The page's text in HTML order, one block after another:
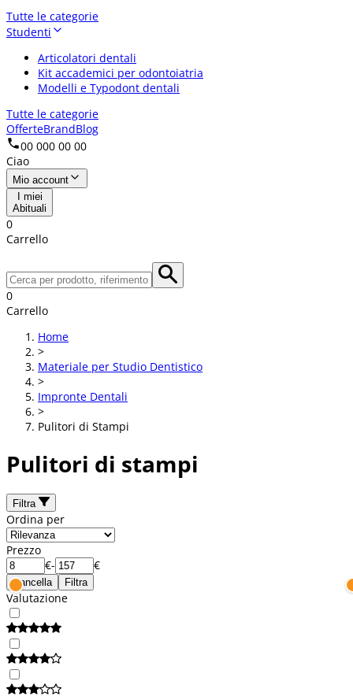
Tutte le categorie
Studenti
Articolatori dentali
Kit accademici per odontoiatria
Modelli e Typodont dentali
Tutte le categorie
OfferteBrandBlog
00 000 00 00
Ciao
Mio account
I miei
Abituali
0
Carrello
0
Carrello
Home
>
Materiale per Studio Dentistico
>
Impronte Dentali
>
Pulitori di Stampi
Pulitori di stampi
Filtra
Ordina per
Prezzo
€- €
Cancella Filtra
Valutazione